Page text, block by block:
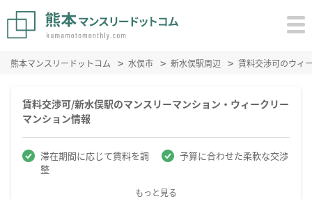
熊本マンスリードットコム 水俣市 新水俣駅周辺 賃料交渉可のウィ
賃料交渉可/新水俣駅のマンスリーマンション・ウィークリー
マンション情報
滞在期間に応じて賃料を調
整
予算に合わせた柔軟な交渉
もっと見る